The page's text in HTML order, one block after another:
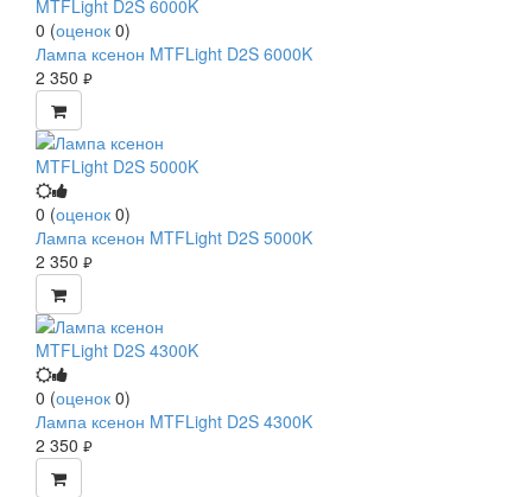
0 (оценок 0)
Лампа ксенон MTFLight D2S 6000K
2 350 руб.
0 (оценок 0)
Лампа ксенон MTFLight D2S 5000K
2 350 руб.
0 (оценок 0)
Лампа ксенон MTFLight D2S 4300K
2 350 руб.